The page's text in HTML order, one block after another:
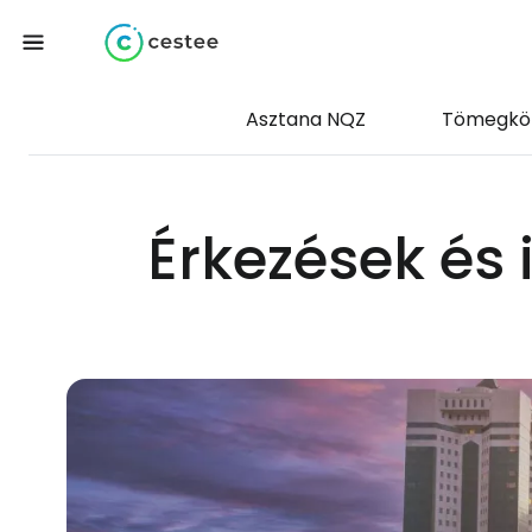
Asztana NQZ
Érkezések